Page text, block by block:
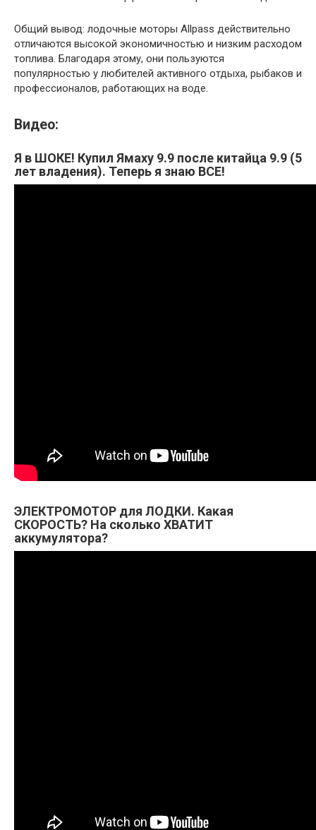
Общий вывод: лодочные моторы Allpass действительно
отличаются высокой экономичностью и низким расходом
топлива. Благодаря этому, они пользуются
популярностью у любителей активного отдыха, рыбаков и
профессионалов, работающих на воде.
Видео:
Я в ШОКЕ! Купил Ямаху 9.9 после китайца 9.9 (5
лет владения). Теперь я знаю ВСЕ!
ЭЛЕКТРОМОТОР для ЛОДКИ. Какая
СКОРОСТЬ? На сколько ХВАТИТ
аккумулятора?